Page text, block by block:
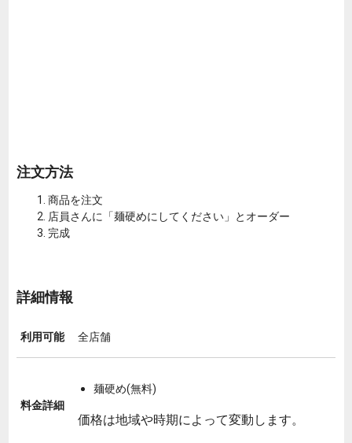
注文方法
商品を注文
店員さんに「麺硬めにしてください」とオーダー
完成
詳細情報
利用可能 全店舗
料金詳細
麺硬め(無料)
価格は地域や時期によって変動します。